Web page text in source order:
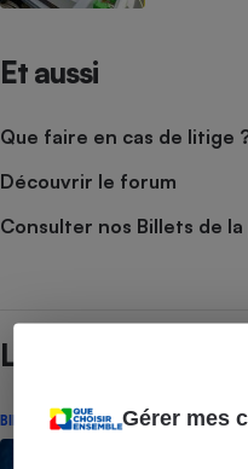
Gérer mes
Et aussi
Que faire en cas de litige
Découvrir le forum
Consulter nos Billets de
Lire aussi
BILLET DE LA PRÉSIDENTE